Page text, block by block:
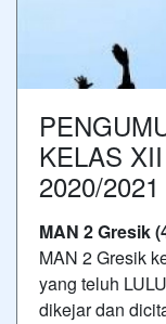
KELAS
2020/2021
MAN 2 Gresik
MAN 2 Gresik
yang teluh
dikejar dan